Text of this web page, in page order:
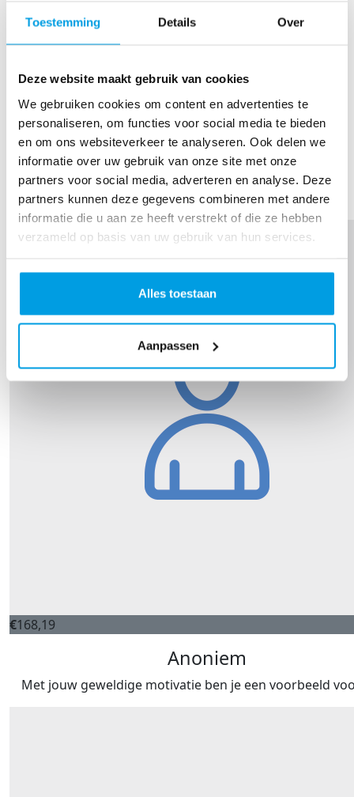
Toestemming Details Over
Deze website maakt gebruik van cookies
We gebruiken cookies om content en advertenties te
personaliseren, om functies voor social media te bieden
en om ons websiteverkeer te analyseren. Ook delen we
informatie over uw gebruik van onze site met onze
partners voor social media, adverteren en analyse. Deze
partners kunnen deze gegevens combineren met andere
informatie die u aan ze heeft verstrekt of die ze hebben
verzameld op basis van uw gebruik van hun services.
Alles toestaan
Aanpassen
krijgen. Juist daardoor besef ik iedere dag hoe
Daarom zwem ik mee. Voor iedereen die strijdt tegen
behandelingen en voor het leven zelf.
Love Life.
SHARE
Thank you to my Sponsors
€168,19
Anoniem
Met jouw geweldige motivatie ben je een voorbeeld